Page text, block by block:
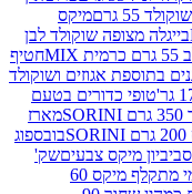
מיקס
שוקולד לבן
חטיף
ושוקולד
בטעם
מארז
בובספוג
צבעיםשק'
ממתק גומי מתקלף מיקס 60